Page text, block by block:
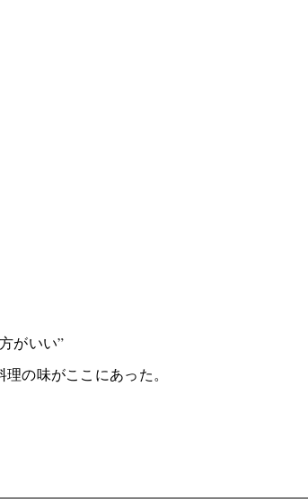
がいい”
の味がここにあった。